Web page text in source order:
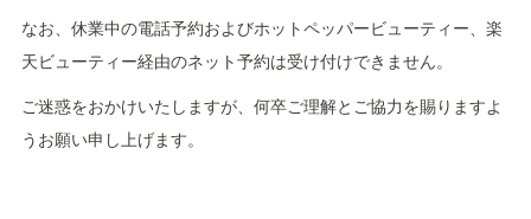
なお、休業中の電話予約およびホットペッパービューティー、楽
天ビューティー経由のネット予約は受け付けできません。
ご迷惑をおかけいたしますが、何卒ご理解とご協力を賜りますよ
うお願い申し上げます。